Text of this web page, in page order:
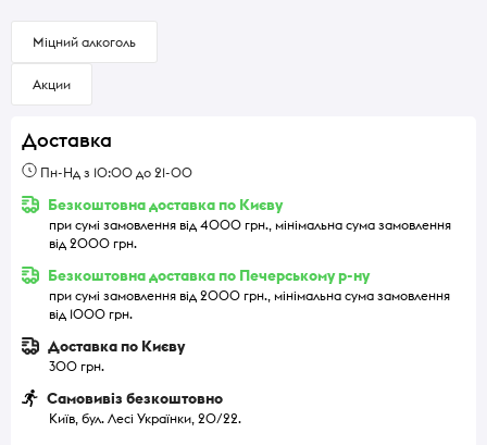
Міцний алкоголь
Акции
Доставка
Пн-Нд з 10:00 до 21-00
Безкоштовна доставка по Києву
при сумі замовлення від 4000 грн., мінімальна сума замовлення
від 2000 грн.
Безкоштовна доставка по Печерському р-ну
при сумі замовлення від 2000 грн., мінімальна сума замовлення
від 1000 грн.
Доставка по Києву
300 грн.
Самовивіз безкоштовно
Київ, бул. Лесі Українки, 20/22.